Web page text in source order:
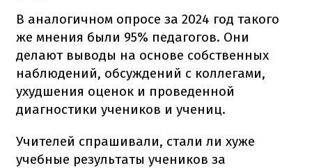
В аналогичном опросе за 2024 год такого
же мнения были 95% педагогов. Они
делают выводы на основе собственных
наблюдений, обсуждений с коллегами,
ухудшения оценок и проведенной
диагностики учеников и учениц.
Учителей спрашивали, стали ли хуже
учебные результаты учеников за